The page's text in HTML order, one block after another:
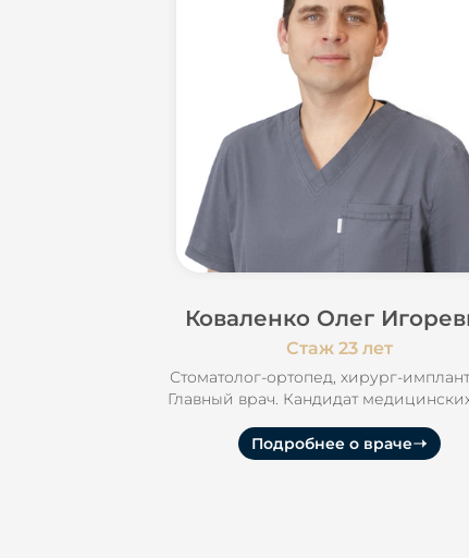
Коваленко Олег
Стаж 23 лет
Стоматолог-ортопед, хирург-
Главный врач. Кандидат
Подробнее о враче